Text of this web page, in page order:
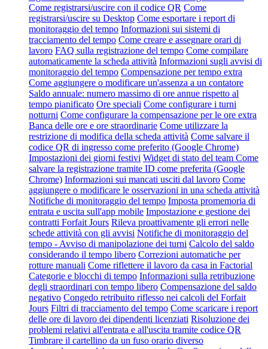
Come registrarsi/uscire con il codice QR Come
registrarsi/uscire su Desktop Come esportare i report di
monitoraggio del tempo Informazioni sui sistemi di
tracciamento del tempo Come creare e assegnare orari di
lavoro FAQ sulla registrazione del tempo Come compilare
automaticamente la scheda attività Informazioni sugli avvisi di
monitoraggio del tempo Compensazione per tempo extra
Come aggiungere o modificare un'assenza a un contatore
Saldo annuale: numero massimo di ore annue rispetto al
tempo pianificato Ore speciali Come configurare i turni
notturni Come configurare la compensazione per le ore extra
Banca delle ore e ore straordinarie Come utilizzare la
restrizione di modifica della scheda attività Come salvare il
codice QR di ingresso come preferito (Google Chrome)
Impostazioni dei giorni festivi Widget di stato del team Come
salvare la registrazione tramite ID come preferita (Google
Chrome) Informazioni sui mancati usciti dal lavoro Come
aggiungere o modificare le osservazioni in una scheda attività
Notifiche di monitoraggio del tempo Imposta promemoria di
entrata e uscita sull'app mobile Impostazione e gestione dei
contratti Forfait Jours Rileva proattivamente gli errori nelle
schede attività con gli avvisi Notifiche di monitoraggio del
tempo - Avviso di manipolazione dei turni Calcolo del saldo
considerando il tempo libero Correzioni automatiche per
rotture manuali Come riflettere il lavoro da casa in Factorial
Categorie e blocchi di tempo Informazioni sulla retribuzione
degli straordinari con tempo libero Compensazione del saldo
negativo Congedo retribuito riflesso nei calcoli del Forfait
Jours Filtri di tracciamento del tempo Come scaricare i report
delle ore di lavoro dei dipendenti licenziati Risoluzione dei
problemi relativi all'entrata e all'uscita tramite codice QR
Timbrare il cartellino da un fuso orario diverso